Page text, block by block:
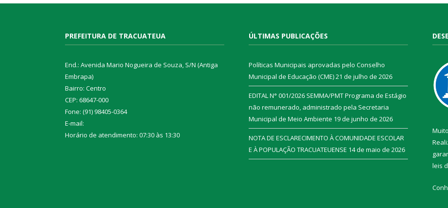
PREFEITURA DE TRACUATEUA
End.: Avenida Mario Nogueira de Souza, S/N (Antiga
Embrapa)
Bairro: Centro
CEP: 68647-000
Fone: (91) 98405-0364
E-mail:
Horário de atendimento: 07:30 às 13:30
ÚLTIMAS PUBLICAÇÕES
Políticas Municipais aprovadas pelo Conselho
Municipal de Educação (CME)21 de julho de 2026
EDITAL N° 001/2026 SEMMA/PMT Programa de Estágio
não remunerado, administrado pela Secretaria
Municipal de Meio Ambiente 19 de junho de 2026
NOTA DE ESCLARECIMENTO À COMUNIDADE ESCOLAR
E À POPULAÇÃO TRACUATEUENSE 14 de maio de 2026
leis